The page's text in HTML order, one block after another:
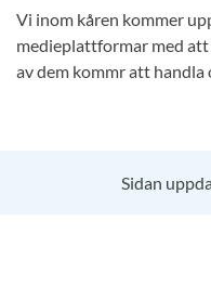
Vi inom kåren kommer
medieplattformar med att
av dem kommr att handla
Sidan